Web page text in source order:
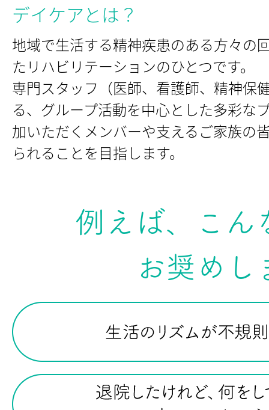
デイケアとは？
地域で生活する精神疾患のある方々の
たリハビリテーションのひとつです。
専門スタッフ（医師、看護師、精神保
る、グループ活動を中心とした多彩な
加いただくメンバーや支えるご家族の
られることを目指します。
例えば、こん
お奨めし